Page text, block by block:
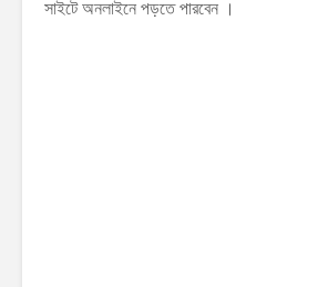
সাইটে অনলাইনে পড়তে পারবেন ।